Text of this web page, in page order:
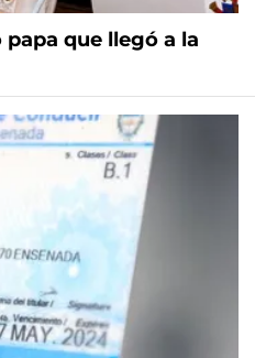
que llegó a la